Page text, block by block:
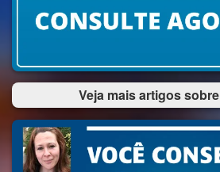
Veja mais artigos sobre